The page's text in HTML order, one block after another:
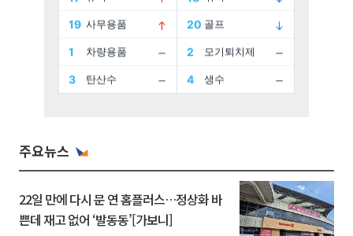
주요뉴스
22일 만에 다시 문 연 홈플러스…정상화 바
쁜데 재고 없어 ‘발동동’[가보니]